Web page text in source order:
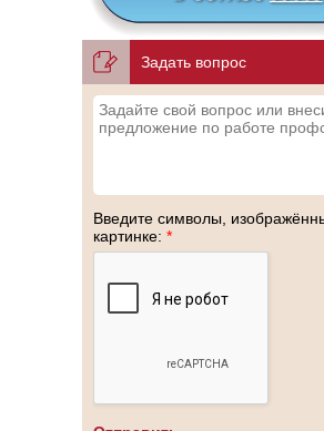
Задать вопрос
Введите символы,
картинке: *